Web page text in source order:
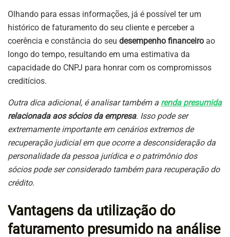
Olhando para essas informações, já é possível ter um
histórico de faturamento do seu cliente e perceber a
coerência e constância do seu desempenho financeiro ao
longo do tempo, resultando em uma estimativa da
capacidade do CNPJ para honrar com os compromissos
creditícios.
Outra dica adicional, é analisar também a renda presumida
relacionada aos sócios da empresa. Isso pode ser
extremamente importante em cenários extremos de
recuperação judicial em que ocorre a desconsideração da
personalidade da pessoa jurídica e o patrimônio dos
sócios pode ser considerado também para recuperação do
crédito.
Vantagens da utilização do
faturamento presumido na análise